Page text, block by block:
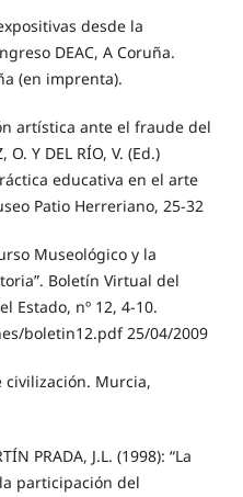
desde la
DEAC, A Coruña.
(en imprenta).
artística ante el fraude del
Y DEL RÍO, V. (Ed.)
educativa en el arte
Patio Herreriano, 25-32
Museológico y la
Boletín Virtual del
Estado, nº 12, 4-10.
boletin12.pdf 25/04/2009
civilización. Murcia,
PRADA, J.L. (1998): “La
participación del